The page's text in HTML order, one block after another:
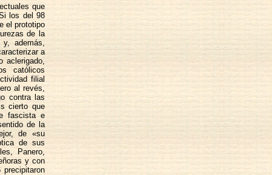
que
los del 98
el prototipo
de la
además,
a
aclerigado,
católicos
filial
al revés,
contra las
cierto que
fascista e
de la
de «su
de sus
Panero,
y con